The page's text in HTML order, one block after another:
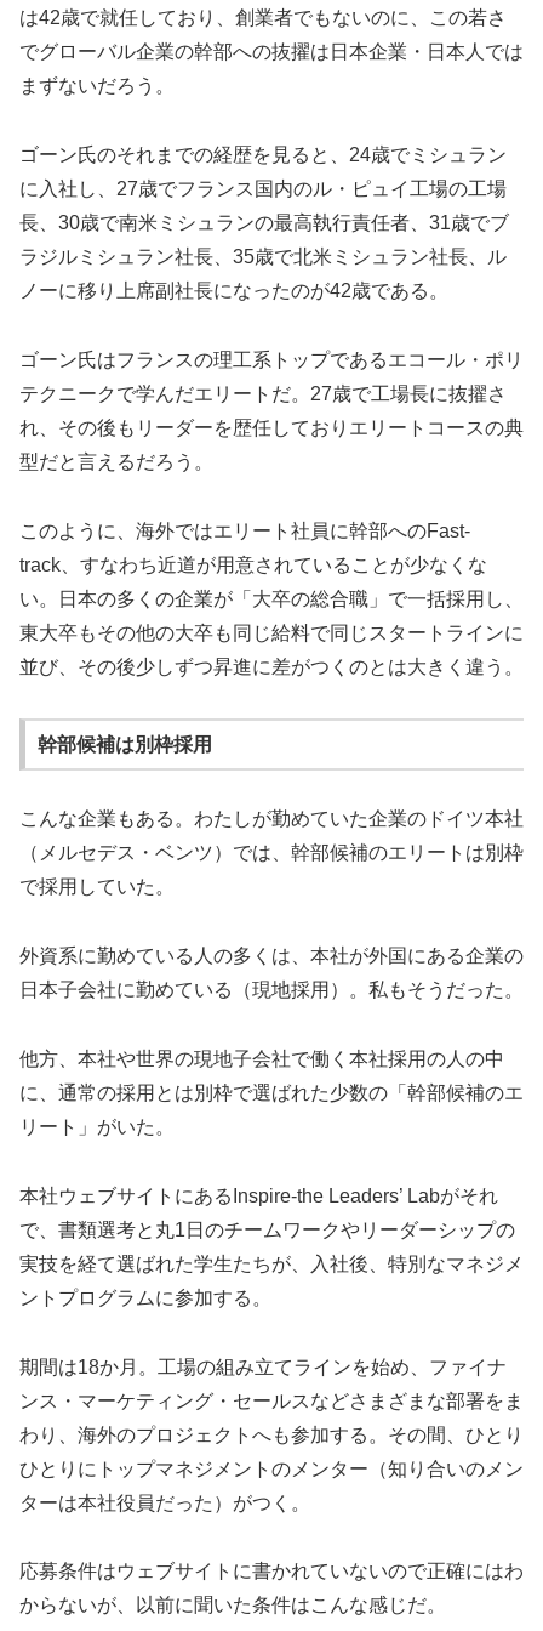
は42歳で就任しており、創業者でもないのに、この若さ
でグローバル企業の幹部への抜擢は日本企業・日本人では
まずないだろう。
ゴーン氏のそれまでの経歴を見ると、24歳でミシュラン
に入社し、27歳でフランス国内のル・ピュイ工場の工場
長、30歳で南米ミシュランの最高執行責任者、31歳でブ
ラジルミシュラン社長、35歳で北米ミシュラン社長、ル
ノーに移り上席副社長になったのが42歳である。
ゴーン氏はフランスの理工系トップであるエコール・ポリ
テクニークで学んだエリートだ。27歳で工場長に抜擢さ
れ、その後もリーダーを歴任しておりエリートコースの典
型だと言えるだろう。
このように、海外ではエリート社員に幹部へのFast-
track、すなわち近道が用意されていることが少なくな
い。日本の多くの企業が「大卒の総合職」で一括採用し、
東大卒もその他の大卒も同じ給料で同じスタートラインに
並び、その後少しずつ昇進に差がつくのとは大きく違う。
幹部候補は別枠採用
こんな企業もある。わたしが勤めていた企業のドイツ本社
（メルセデス・ベンツ）では、幹部候補のエリートは別枠
で採用していた。
外資系に勤めている人の多くは、本社が外国にある企業の
日本子会社に勤めている（現地採用）。私もそうだった。
他方、本社や世界の現地子会社で働く本社採用の人の中
に、通常の採用とは別枠で選ばれた少数の「幹部候補のエ
リート」がいた。
本社ウェブサイトにあるInspire-the Leaders’ Labがそれ
で、書類選考と丸1日のチームワークやリーダーシップの
実技を経て選ばれた学生たちが、入社後、特別なマネジメ
ントプログラムに参加する。
期間は18か月。工場の組み立てラインを始め、ファイナ
ンス・マーケティング・セールスなどさまざまな部署をま
わり、海外のプロジェクトへも参加する。その間、ひとり
ひとりにトップマネジメントのメンター（知り合いのメン
ターは本社役員だった）がつく。
応募条件はウェブサイトに書かれていないので正確にはわ
からないが、以前に聞いた条件はこんな感じだ。